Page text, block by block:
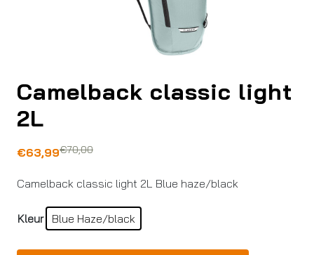
Camelback classic light
2L
€70,00
Oorspronkelijke
was:
€70,00.
€63,99
Huidige
is:
€63,99.
Camelback classic light 2L Blue haze/black
Kleur Blue Haze/black